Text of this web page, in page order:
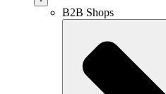
B2B Shops